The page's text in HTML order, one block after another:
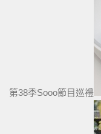
第38季Sooo節目巡禮